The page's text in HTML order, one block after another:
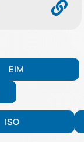
ΕΙΜ
ISO